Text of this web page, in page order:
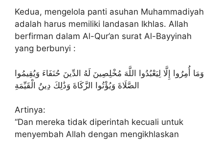
Kedua, mengelola panti asuhan Muhammadiyah
adalah harus memiliki landasan Ikhlas. Allah
berfirman dalam Al-Qur’an surat Al-Bayyinah
yang berbunyi :
وَمَا أُمِرُوا إِلَّا لِيَعْبُدُوا اللَّهَ مُخْلِصِينَ لَهُ الدِّينَ حُنَفَاءَ وَيُقِيمُوا
الصَّلَاةَ وَيُؤْتُوا الزَّكَاةَ وَذَٰلِكَ دِينُ الْقَيِّمَةِ
Artinya:
“Dan mereka tidak diperintah kecuali untuk
menyembah Allah dengan mengikhlaskan